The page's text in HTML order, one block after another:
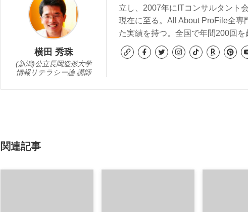
横田 秀珠
(新潟)公立長岡造形大学
情報リテラシー論 講師
立し、2007年にITコンサルタント
現在に至る。All About ProFile全専
た実績を持つ。全国で年間200回を
関連記事